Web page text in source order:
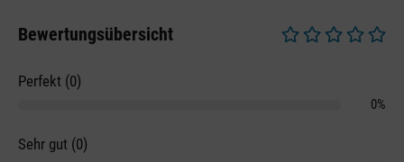
Bewertungsübersicht
Perfekt (0)
0%
Sehr gut (0)